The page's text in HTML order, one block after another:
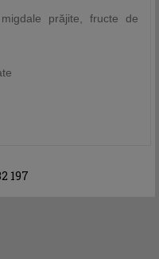
prăjite, fructe de
197